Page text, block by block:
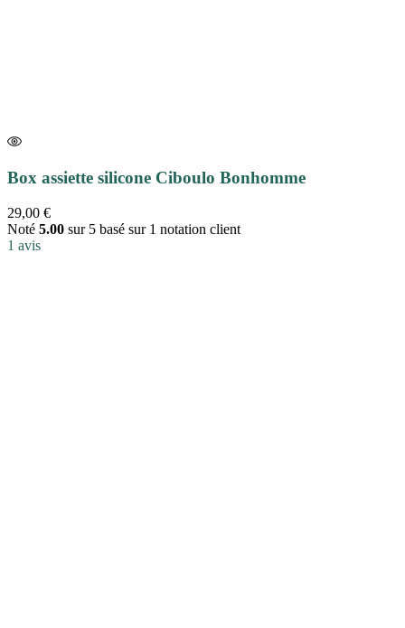
Box assiette silicone Ciboulo Bonhomme
29,00 €
Noté 5.00 sur 5 basé sur 1 notation client
1 avis